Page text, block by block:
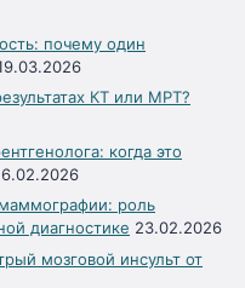
почему один
КТ или МРТ?
когда это
роль
диагностике 23.02.2026
мозговой инсульт от